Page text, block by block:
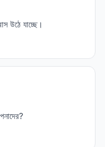
উঠে যাচ্ছে।